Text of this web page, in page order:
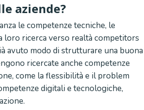
aziende?
le competenze tecniche, le
loro ricerca verso realtà competitors
avuto modo di strutturare una buona
ricercate anche competenze
come la flessibilità e il problem
digitali e tecnologiche,